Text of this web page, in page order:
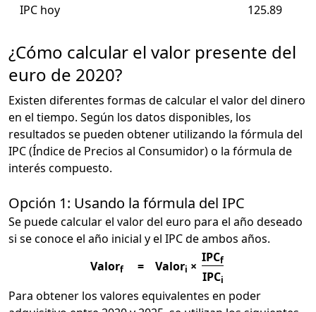
IPC hoy 125.89
¿Cómo calcular el valor presente del
euro de 2020?
Existen diferentes formas de calcular el valor del dinero
en el tiempo. Según los datos disponibles, los
resultados se pueden obtener utilizando la fórmula del
IPC (Índice de Precios al Consumidor) o la fórmula de
interés compuesto.
Opción 1: Usando la fórmula del IPC
Se puede calcular el valor del euro para el año deseado
si se conoce el año inicial y el IPC de ambos años.
Valorf = Valori ×
IPCf
IPCi
Para obtener los valores equivalentes en poder